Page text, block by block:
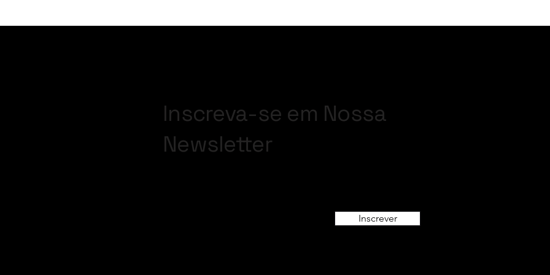
Inscreva-se em Nossa
Newsletter
Inscrever